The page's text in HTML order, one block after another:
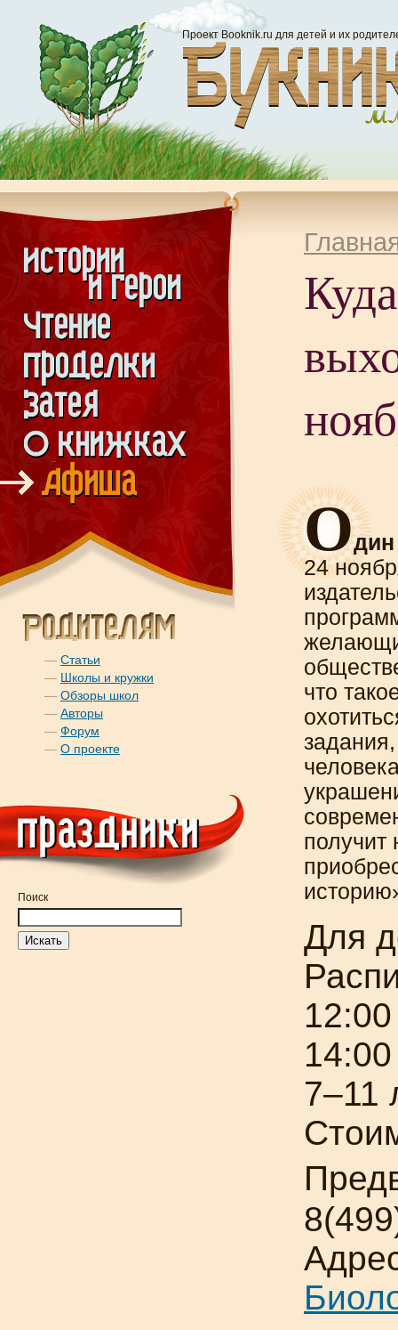
Проект Booknik.ru для детей и их
— Статьи
— Школы и кружки
— Обзоры школ
— Авторы
— Форум
— О проекте
Поиск
О
24
что
получит
Для
7–11